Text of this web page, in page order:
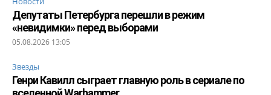
Депутаты Петербурга перешли в режим
«невидимки» перед выборами
05.08.2026 13:05
Звезды
Генри Кавилл сыграет главную роль в сериале по